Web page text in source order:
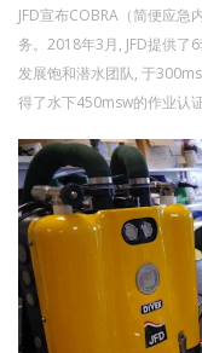
JFD宣布COBRA（简便应
务。2018年3月, JFD提供了
发展饱和潜水团队, 于
得了水下450msw的作业认